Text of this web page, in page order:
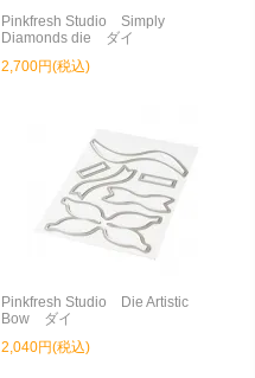
Pinkfresh Studio Simply
Diamonds die ダイ
2,700円(税込)
Pinkfresh Studio Die Artistic
Bow ダイ
2,040円(税込)